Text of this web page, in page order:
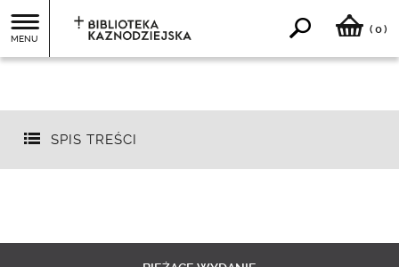
MENU
( 0)
SPIS TREŚCI